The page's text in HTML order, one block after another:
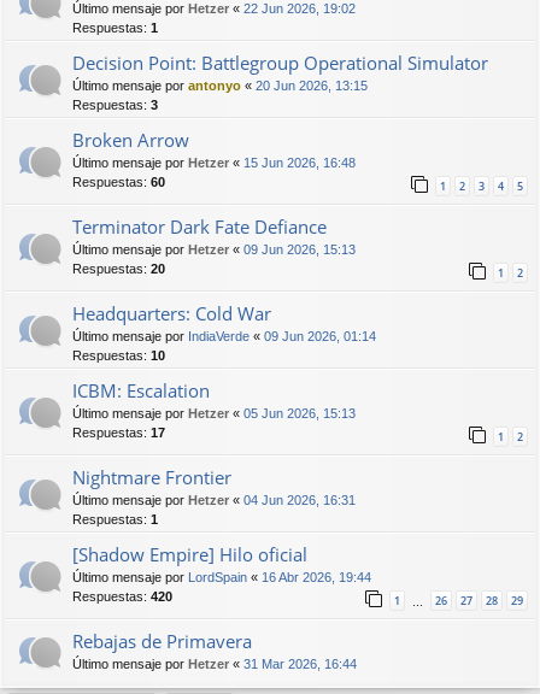
Último mensaje por Hetzer « 22 Jun 2026, 19:02
Respuestas: 1
Decision Point: Battlegroup Operational Simulator
Último mensaje por antonyo « 20 Jun 2026, 13:15
Respuestas: 3
Broken Arrow
Último mensaje por Hetzer « 15 Jun 2026, 16:48
Respuestas: 60 1 2 3 4 5
Terminator Dark Fate Defiance
Último mensaje por Hetzer « 09 Jun 2026, 15:13
Respuestas: 20 1 2
Headquarters: Cold War
Último mensaje por IndiaVerde « 09 Jun 2026, 01:14
Respuestas: 10
ICBM: Escalation
Último mensaje por Hetzer « 05 Jun 2026, 15:13
Respuestas: 17 1 2
Nightmare Frontier
Último mensaje por Hetzer « 04 Jun 2026, 16:31
Respuestas: 1
[Shadow Empire] Hilo oficial
Último mensaje por LordSpain « 16 Abr 2026, 19:44
Respuestas: 420 1 … 26 27 28 29
Rebajas de Primavera
Último mensaje por Hetzer « 31 Mar 2026, 16:44